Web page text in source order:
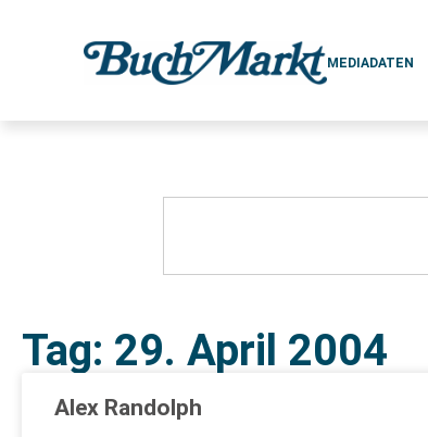
MEDIADATEN
Tag: 29. April 2004
Alex Randolph